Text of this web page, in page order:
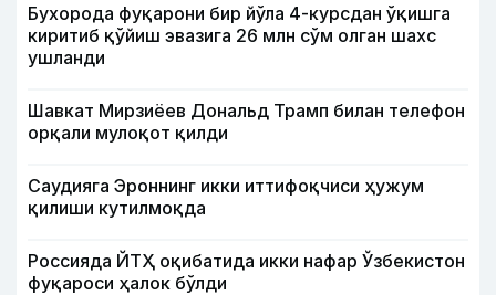
Бухорода фуқарони бир йўла 4-курсдан ўқишга
киритиб қўйиш эвазига 26 млн сўм олган шахс
ушланди
Шавкат Мирзиёев Дональд Трамп билан телефон
орқали мулоқот қилди
Саудияга Эроннинг икки иттифоқчиси ҳужум
қилиши кутилмоқда
Россияда ЙТҲ оқибатида икки нафар Ўзбекистон
фуқароси ҳалок бўлди